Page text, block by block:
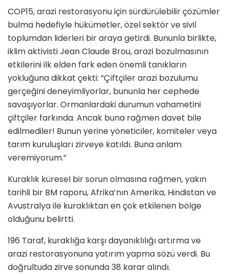
COP15, arazi restorasyonu için sürdürülebilir çözümler
bulma hedefiyle hükümetler, özel sektör ve sivil
toplumdan liderleri bir araya getirdi. Bununla birlikte,
iklim aktivisti Jean Claude Brou, arazi bozulmasının
etkilerini ilk elden fark eden önemli tanıkların
yokluğuna dikkat çekti: “Çiftçiler arazi bozulumu
gerçeğini deneyimliyorlar, bununla her cephede
savaşıyorlar. Ormanlardaki durumun vahametini
çiftçiler farkında. Ancak buna rağmen davet bile
edilmediler! Bunun yerine yöneticiler, komiteler veya
tarım kuruluşları zirveye katıldı. Buna anlam
veremiyorum.”
Kuraklık küresel bir sorun olmasına rağmen, yakın
tarihli bir BM raporu, Afrika’nın Amerika, Hindistan ve
Avustralya ile kuraklıktan en çok etkilenen bölge
olduğunu belirtti.
196 Taraf, kuraklığa karşı dayanıklılığı artırma ve
arazi restorasyonuna yatırım yapma sözü verdi. Bu
doğrultuda zirve sonunda 38 karar alındı.